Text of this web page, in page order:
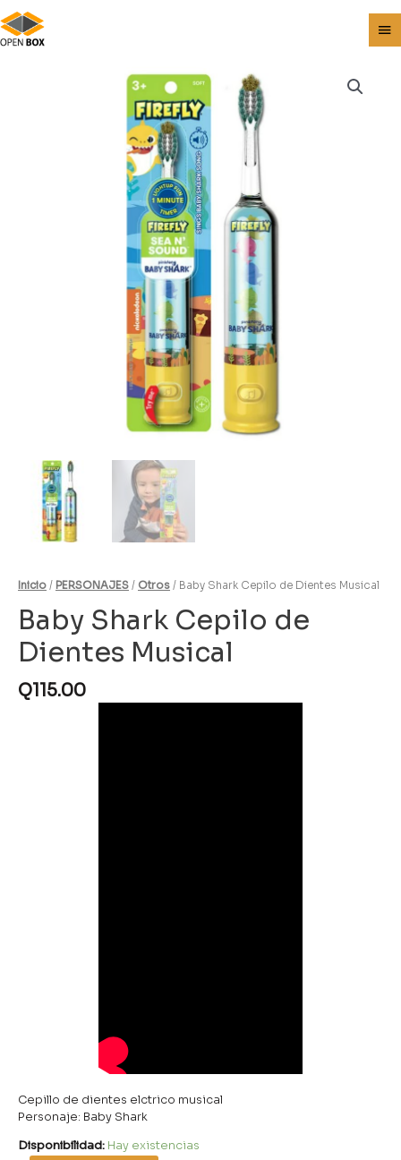
Inicio / PERSONAJES / Otros / Baby Shark Cepilo de Dientes Musical
Baby Shark Cepilo de
Dientes Musical
Q115.00
Cepillo de dientes elctrico musical
Personaje: Baby Shark
Disponibilidad: Hay existencias